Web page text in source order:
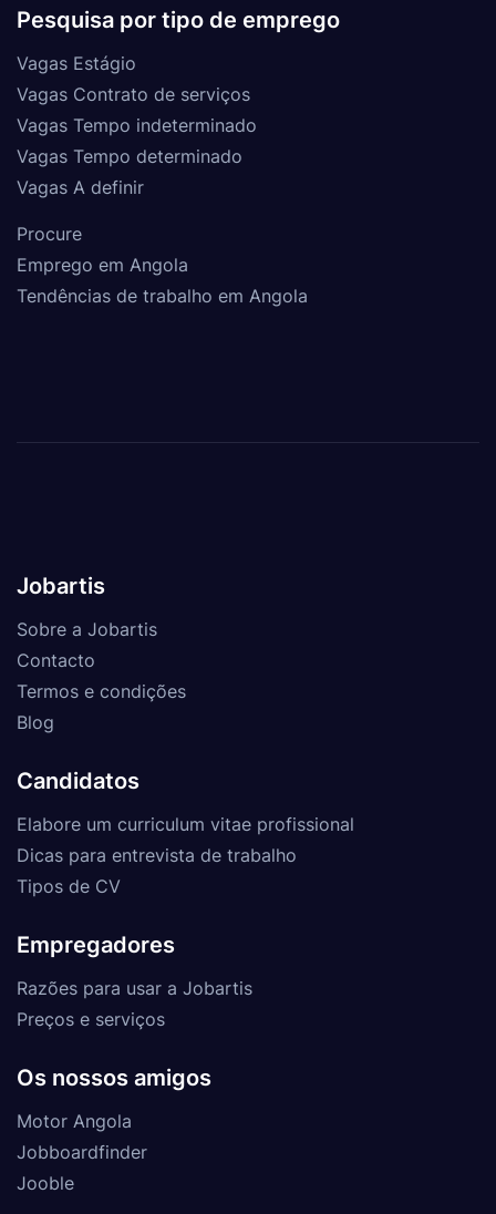
Pesquisa por tipo de emprego
Vagas Estágio
Vagas Contrato de serviços
Vagas Tempo indeterminado
Vagas Tempo determinado
Vagas A definir
Procure
Emprego em Angola
Tendências de trabalho em Angola
Jobartis
Sobre a Jobartis
Contacto
Termos e condições
Blog
Candidatos
Elabore um curriculum vitae profissional
Dicas para entrevista de trabalho
Tipos de CV
Empregadores
Razões para usar a Jobartis
Preços e serviços
Os nossos amigos
Motor Angola
Jobboardfinder
Jooble